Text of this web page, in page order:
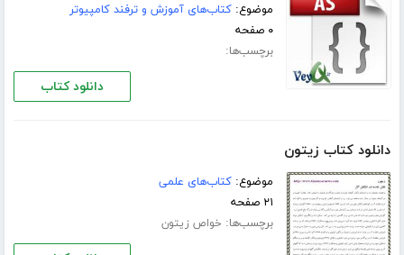
موضوع:کتاب‌های آموزش و ترفند کامپیوتر
۰ صفحه
برچسب‌ها:
دانلود کتاب
دانلود کتاب زیتون
موضوع:کتاب‌های علمی
۲۱ صفحه
برچسب‌ها: خواص زیتون